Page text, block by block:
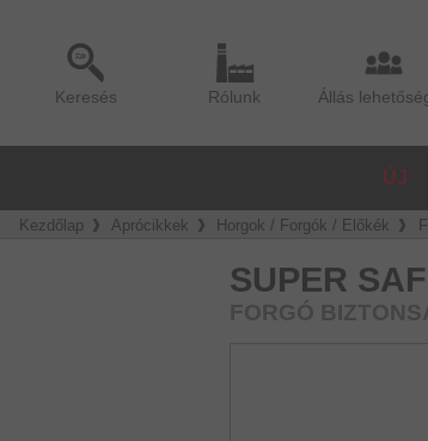
Keresés Rólunk Állás
ÚJ
Kezdőlap Aprócikkek Horgok / Forgók / Előkék
SUPER
FORGÓ